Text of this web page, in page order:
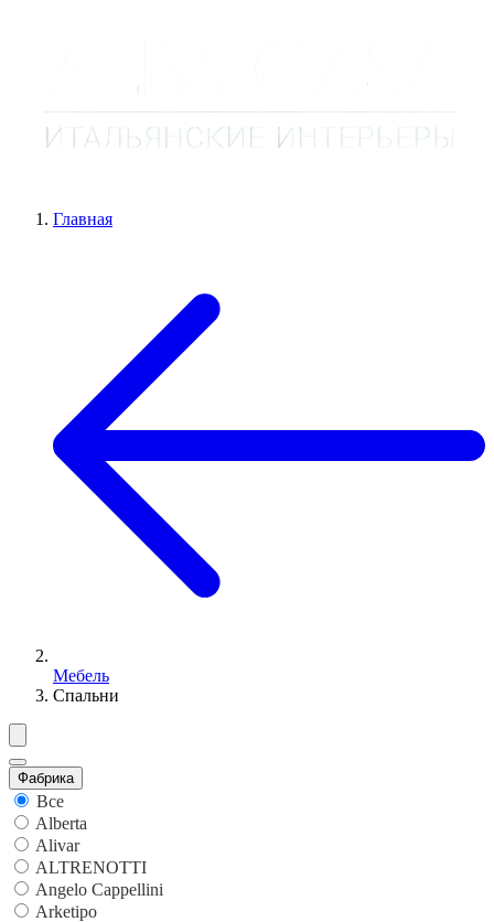
Главная
Мебель
Спальни
Фабрика
Все
Alberta
Alivar
ALTRENOTTI
Angelo Cappellini
Arketipo